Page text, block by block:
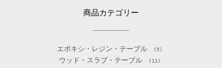
商品カテゴリー
エポキシ・レジン・テーブル (5)
ウッド・スラブ・テーブル (11)